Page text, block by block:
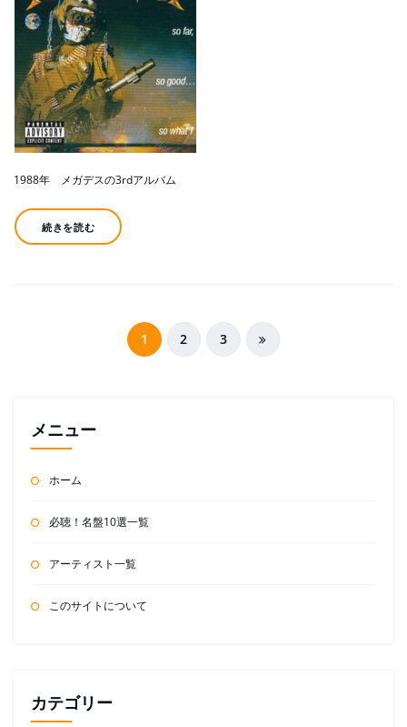
1988年 メガデスの3rdアルバム
続きを読む
ペ
ー
ジ
送
1 2 3
メニュー
ホーム
必聴！名盤10選一覧
アーティスト一覧
このサイトについて
カテゴリー